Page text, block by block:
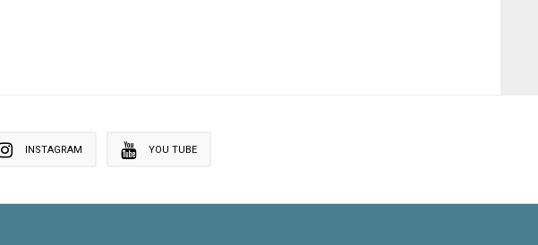
INSTAGRAM YOU TUBE